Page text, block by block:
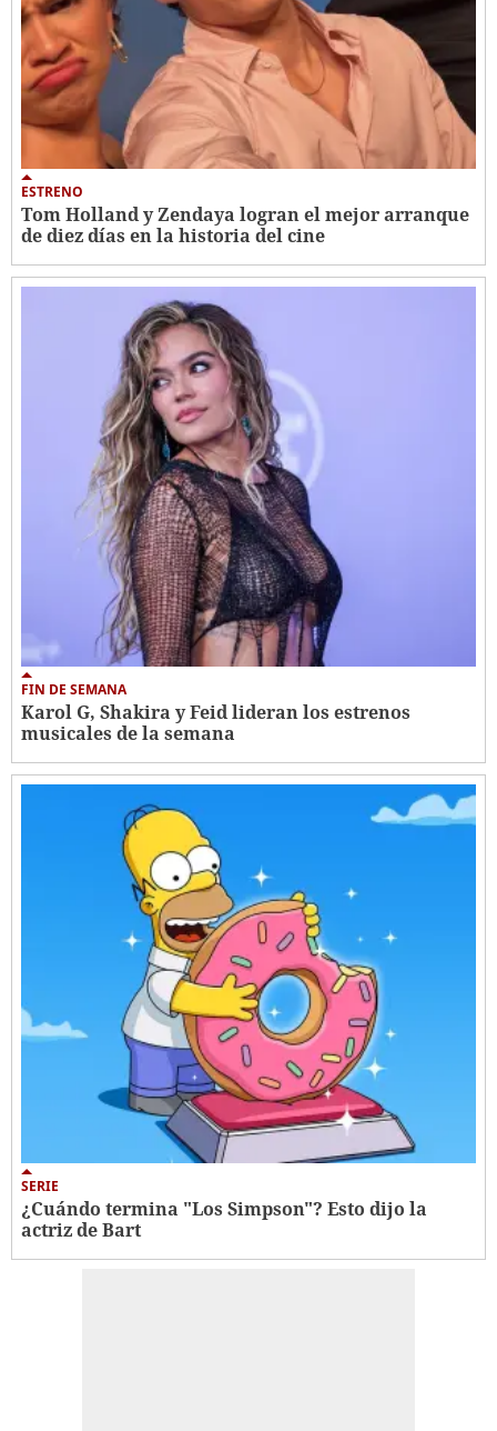
ESTRENO
Tom Holland y Zendaya logran el mejor arranque
de diez días en la historia del cine
FIN DE SEMANA
Karol G, Shakira y Feid lideran los estrenos
musicales de la semana
SERIE
¿Cuándo termina "Los Simpson"? Esto dijo la
actriz de Bart